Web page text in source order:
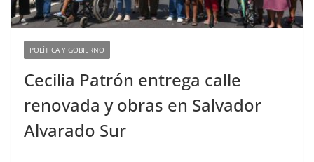
POLÍTICA Y GOBIERNO
Cecilia Patrón entrega calle
renovada y obras en Salvador
Alvarado Sur